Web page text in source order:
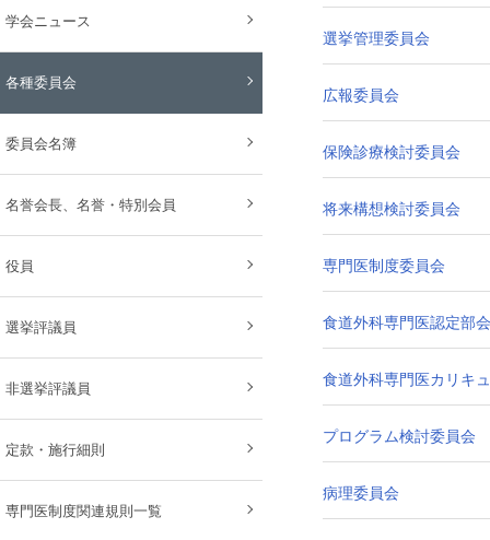
選挙管理委員会
広報委員会
保険診療検討委員会
将来構想検討委員会
専門医制度委員会
食道外科専門医認定部会
食道外科専門医カリキ
プログラム検討委員会
病理委員会
学会ニュース
各種委員会
委員会名簿
名誉会長、名誉・特別会員
役員
選挙評議員
非選挙評議員
定款・施行細則
専門医制度関連規則一覧